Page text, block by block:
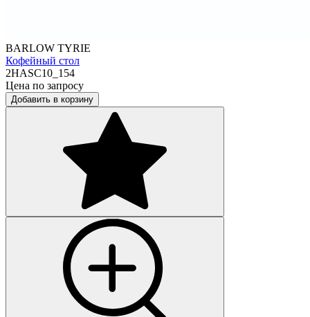
BARLOW TYRIE
Кофейный стол
2HASC10_154
Цена по запросу
Добавить в корзину